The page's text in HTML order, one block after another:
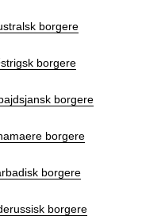
borgere
borgere
borgere
borgere
borgere
borgere